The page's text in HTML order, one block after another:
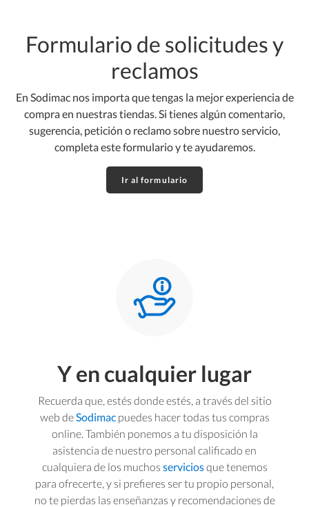
Formulario de solicitudes y
reclamos
En Sodimac nos importa que tengas la mejor experiencia de
compra en nuestras tiendas. Si tienes algún comentario,
sugerencia, petición o reclamo sobre nuestro servicio,
completa este formulario y te ayudaremos.
Ir al formulario
Y en cualquier lugar
Recuerda que, estés donde estés, a través del sitio
web deSodimacpuedes hacer todas tus compras
online. También ponemos a tu disposición la
asistencia de nuestro personal calificado en
cualquiera de los muchos serviciosque tenemos
para ofrecerte, y si prefieres ser tu propio personal,
no te pierdas las enseñanzas y recomendaciones de